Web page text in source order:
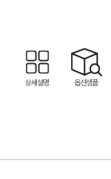
상세설명 옵션샘플